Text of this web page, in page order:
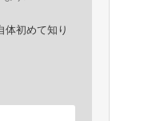
体初めて知り